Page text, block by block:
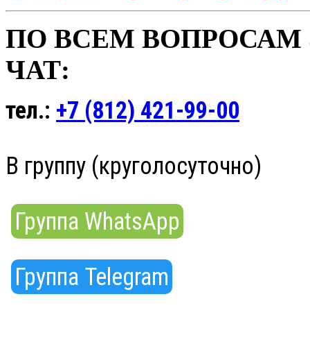
ПО ВСЕМ
ЧАТ:
тел.: +7 (812) 421-99-00
В группу (круголосуточно)
Группа WhatsApp
Группа Telegram